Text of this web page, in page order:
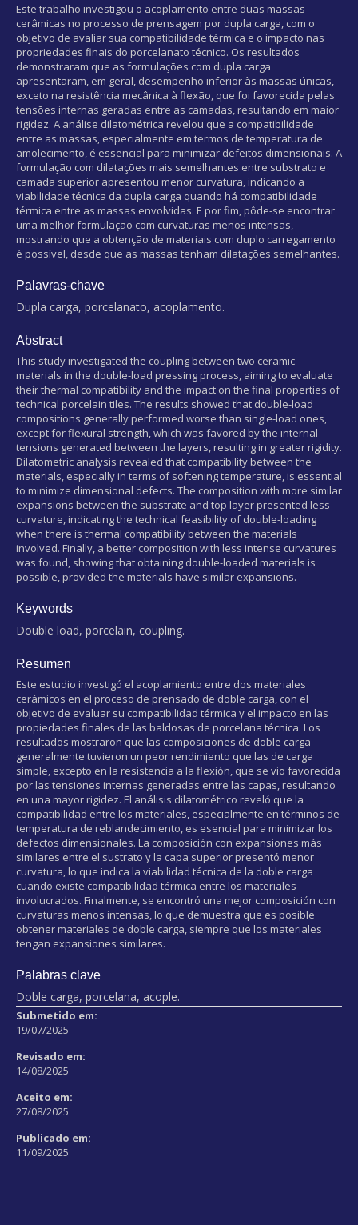
Este trabalho investigou o acoplamento entre duas massas
cerâmicas no processo de prensagem por dupla carga, com o
objetivo de avaliar sua compatibilidade térmica e o impacto nas
propriedades finais do porcelanato técnico. Os resultados
demonstraram que as formulações com dupla carga
apresentaram, em geral, desempenho inferior às massas únicas,
exceto na resistência mecânica à flexão, que foi favorecida pelas
tensões internas geradas entre as camadas, resultando em maior
rigidez. A análise dilatométrica revelou que a compatibilidade
entre as massas, especialmente em termos de temperatura de
amolecimento, é essencial para minimizar defeitos dimensionais. A
formulação com dilatações mais semelhantes entre substrato e
camada superior apresentou menor curvatura, indicando a
viabilidade técnica da dupla carga quando há compatibilidade
térmica entre as massas envolvidas. E por fim, pôde-se encontrar
uma melhor formulação com curvaturas menos intensas,
mostrando que a obtenção de materiais com duplo carregamento
é possível, desde que as massas tenham dilatações semelhantes.
Palavras-chave
Dupla carga, porcelanato, acoplamento.
Abstract
This study investigated the coupling between two ceramic
materials in the double-load pressing process, aiming to evaluate
their thermal compatibility and the impact on the final properties of
technical porcelain tiles. The results showed that double-load
compositions generally performed worse than single-load ones,
except for flexural strength, which was favored by the internal
tensions generated between the layers, resulting in greater rigidity.
Dilatometric analysis revealed that compatibility between the
materials, especially in terms of softening temperature, is essential
to minimize dimensional defects. The composition with more similar
expansions between the substrate and top layer presented less
curvature, indicating the technical feasibility of double-loading
when there is thermal compatibility between the materials
involved. Finally, a better composition with less intense curvatures
was found, showing that obtaining double-loaded materials is
possible, provided the materials have similar expansions.
Keywords
Double load, porcelain, coupling.
Resumen
Este estudio investigó el acoplamiento entre dos materiales
cerámicos en el proceso de prensado de doble carga, con el
objetivo de evaluar su compatibilidad térmica y el impacto en las
propiedades finales de las baldosas de porcelana técnica. Los
resultados mostraron que las composiciones de doble carga
generalmente tuvieron un peor rendimiento que las de carga
simple, excepto en la resistencia a la flexión, que se vio favorecida
por las tensiones internas generadas entre las capas, resultando
en una mayor rigidez. El análisis dilatométrico reveló que la
compatibilidad entre los materiales, especialmente en términos de
temperatura de reblandecimiento, es esencial para minimizar los
defectos dimensionales. La composición con expansiones más
similares entre el sustrato y la capa superior presentó menor
curvatura, lo que indica la viabilidad técnica de la doble carga
cuando existe compatibilidad térmica entre los materiales
involucrados. Finalmente, se encontró una mejor composición con
curvaturas menos intensas, lo que demuestra que es posible
obtener materiales de doble carga, siempre que los materiales
tengan expansiones similares.
Palabras clave
Doble carga, porcelana, acople.
Submetido em:
19/07/2025
Revisado em:
14/08/2025
Aceito em:
27/08/2025
Publicado em:
11/09/2025